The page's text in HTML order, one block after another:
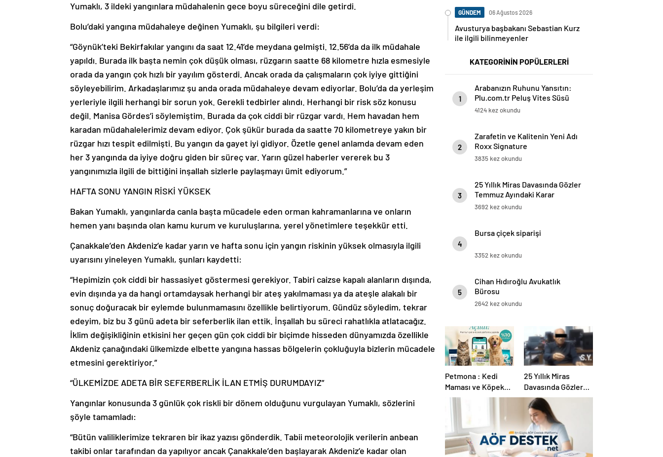
Yumaklı, 3 ildeki yangınlara müdahalenin gece boyu süreceğini dile getirdi.
Bolu’daki yangına müdahaleye değinen Yumaklı, şu bilgileri verdi:
“Göynük’teki Bekirfakılar yangını da saat 12.41’de meydana gelmişti. 12.56’da da ilk müdahale
yapıldı. Burada ilk başta nemin çok düşük olması, rüzgarın saatte 68 kilometre hızla esmesiyle
orada da yangın çok hızlı bir yayılım gösterdi. Ancak orada da çalışmaların çok iyiye gittiğini
söyleyebilirim. Arkadaşlarımız şu anda orada müdahaleye devam ediyorlar. Bolu’da da yerleşim
yerleriyle ilgili herhangi bir sorun yok. Gerekli tedbirler alındı. Herhangi bir risk söz konusu
değil. Manisa Gördes’i söylemiştim. Burada da çok ciddi bir rüzgar vardı. Hem havadan hem
karadan müdahalelerimiz devam ediyor. Çok şükür burada da saatte 70 kilometreye yakın bir
rüzgar hızı tespit edilmişti. Bu yangın da gayet iyi gidiyor. Özetle genel anlamda devam eden
her 3 yangında da iyiye doğru giden bir süreç var. Yarın güzel haberler vererek bu 3
yangınımızla ilgili de bittiğini inşallah sizlerle paylaşmayı ümit ediyorum.”
HAFTA SONU YANGIN RİSKİ YÜKSEK
Bakan Yumaklı, yangınlarda canla başta mücadele eden orman kahramanlarına ve onların
hemen yanı başında olan kamu kurum ve kuruluşlarına, yerel yönetimlere teşekkür etti.
Çanakkale’den Akdeniz’e kadar yarın ve hafta sonu için yangın riskinin yüksek olmasıyla ilgili
uyarısını yineleyen Yumaklı, şunları kaydetti:
“Hepimizin çok ciddi bir hassasiyet göstermesi gerekiyor. Tabiri caizse kapalı alanların dışında,
evin dışında ya da hangi ortamdaysak herhangi bir ateş yakılmaması ya da ateşle alakalı bir
sonuç doğuracak bir eylemde bulunmamasını özellikle belirtiyorum. Gündüz söyledim, tekrar
edeyim, biz bu 3 günü adeta bir seferberlik ilan ettik. İnşallah bu süreci rahatlıkla atlatacağız.
İklim değişikliğinin etkisini her geçen gün çok ciddi bir biçimde hisseden dünyamızda özellikle
Akdeniz çanağındaki ülkemizde elbette yangına hassas bölgelerin çokluğuyla bizlerin mücadele
etmesini gerektiriyor.”
“ÜLKEMİZDE ADETA BİR SEFERBERLİK İLAN ETMİŞ DURUMDAYIZ”
Yangınlar konusunda 3 günlük çok riskli bir dönem olduğunu vurgulayan Yumaklı, sözlerini
şöyle tamamladı:
“Bütün valiliklerimize tekraren bir ikaz yazısı gönderdik. Tabii meteorolojik verilerin anbean
takibi onlar tarafından da yapılıyor ancak Çanakkale’den başlayarak Akdeniz’e kadar olan
GÜNDEM 06 Ağustos 2026
Avusturya başbakanı Sebastian Kurz
ile ilgili bilinmeyenler
KATEGORİNİN POPÜLERLERİ
1
Arabanızın Ruhunu Yansıtın:
Plu.com.tr Peluş Vites Süsü
Modelleri
4124 kez okundu
2
Zarafetin ve Kalitenin Yeni Adı
Roxx Signature
3835 kez okundu
3
25 Yıllık Miras Davasında Gözler
Temmuz Ayındaki Karar
Duruşmasına Çevrildi
3692 kez okundu
4
Bursa çiçek siparişi
3352 kez okundu
5
Cihan Hıdıroğlu Avukatlık
Bürosu
2642 kez okundu
Petmona : Kedi
Maması ve Köpek
Maması İle Tüm
Ürünleri
25 Yıllık Miras
Davasında Gözler
Temmuz Ayındaki
Karar Duruşmasına
Çevrildi